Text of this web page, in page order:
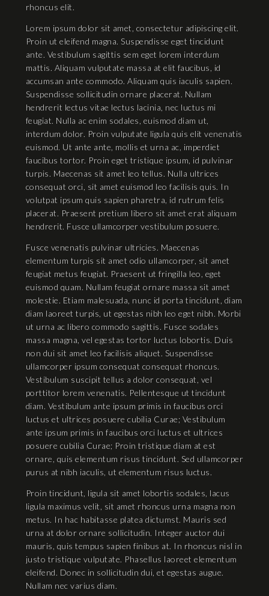
rhoncus elit.
Lorem ipsum dolor sit amet, consectetur adipiscing elit.
Proin ut eleifend magna. Suspendisse eget tincidunt
ante. Vestibulum sagittis sem eget lorem interdum
mattis. Aliquam vulputate massa at elit faucibus, id
accumsan ante commodo. Aliquam quis iaculis sapien.
Suspendisse sollicitudin ornare placerat. Nullam
hendrerit lectus vitae lectus lacinia, nec luctus mi
feugiat. Nulla ac enim sodales, euismod diam ut,
interdum dolor. Proin vulputate ligula quis elit venenatis
euismod. Ut ante ante, mollis et urna ac, imperdiet
faucibus tortor. Proin eget tristique ipsum, id pulvinar
turpis. Maecenas sit amet leo tellus. Nulla ultrices
consequat orci, sit amet euismod leo facilisis quis. In
volutpat ipsum quis sapien pharetra, id rutrum felis
placerat. Praesent pretium libero sit amet erat aliquam
hendrerit. Fusce ullamcorper vestibulum posuere.
Fusce venenatis pulvinar ultricies. Maecenas
elementum turpis sit amet odio ullamcorper, sit amet
feugiat metus feugiat. Praesent ut fringilla leo, eget
euismod quam. Nullam feugiat ornare massa sit amet
molestie. Etiam malesuada, nunc id porta tincidunt, diam
diam laoreet turpis, ut egestas nibh leo eget nibh. Morbi
ut urna ac libero commodo sagittis. Fusce sodales
massa magna, vel egestas tortor luctus lobortis. Duis
non dui sit amet leo facilisis aliquet. Suspendisse
ullamcorper ipsum consequat consequat rhoncus.
Vestibulum suscipit tellus a dolor consequat, vel
porttitor lorem venenatis. Pellentesque ut tincidunt
diam. Vestibulum ante ipsum primis in faucibus orci
luctus et ultrices posuere cubilia Curae; Vestibulum
ante ipsum primis in faucibus orci luctus et ultrices
posuere cubilia Curae; Proin tristique diam at est
ornare, quis elementum risus tincidunt. Sed ullamcorper
purus at nibh iaculis, ut elementum risus luctus.
Proin tincidunt, ligula sit amet lobortis sodales, lacus
ligula maximus velit, sit amet rhoncus urna magna non
metus. In hac habitasse platea dictumst. Mauris sed
urna at dolor ornare sollicitudin. Integer auctor dui
mauris, quis tempus sapien finibus at. In rhoncus nisl in
justo tristique vulputate. Phasellus laoreet elementum
eleifend. Donec in sollicitudin dui, et egestas augue.
Nullam nec varius diam.